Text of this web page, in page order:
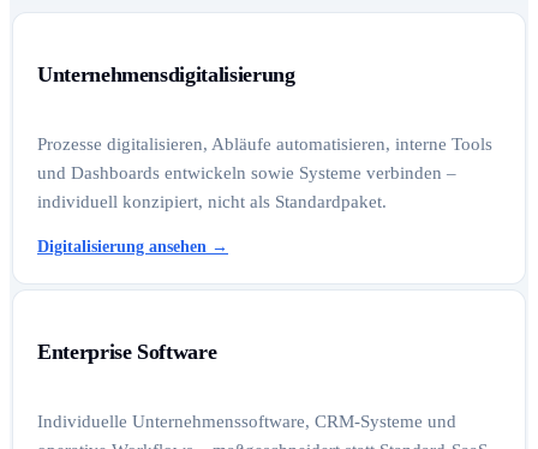
Unternehmensdigitalisierung
Prozesse digitalisieren, Abläufe automatisieren, interne Tools
und Dashboards entwickeln sowie Systeme verbinden –
individuell konzipiert, nicht als Standardpaket.
Digitalisierung ansehen →
Enterprise Software
Individuelle Unternehmenssoftware, CRM-Systeme und